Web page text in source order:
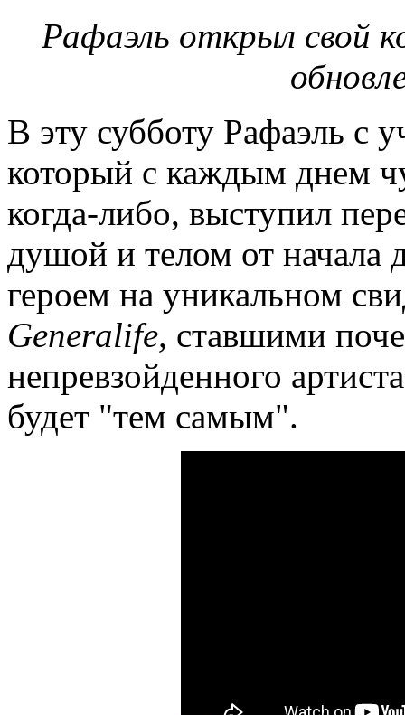
Рафаэль открыл свой
В эту субботу Рафаэль с
который с каждым днем
когда-либо, выступил
душой и телом от начала
героем на уникальном
Generalife, ставшими
непревзойденного
будет "тем самым".